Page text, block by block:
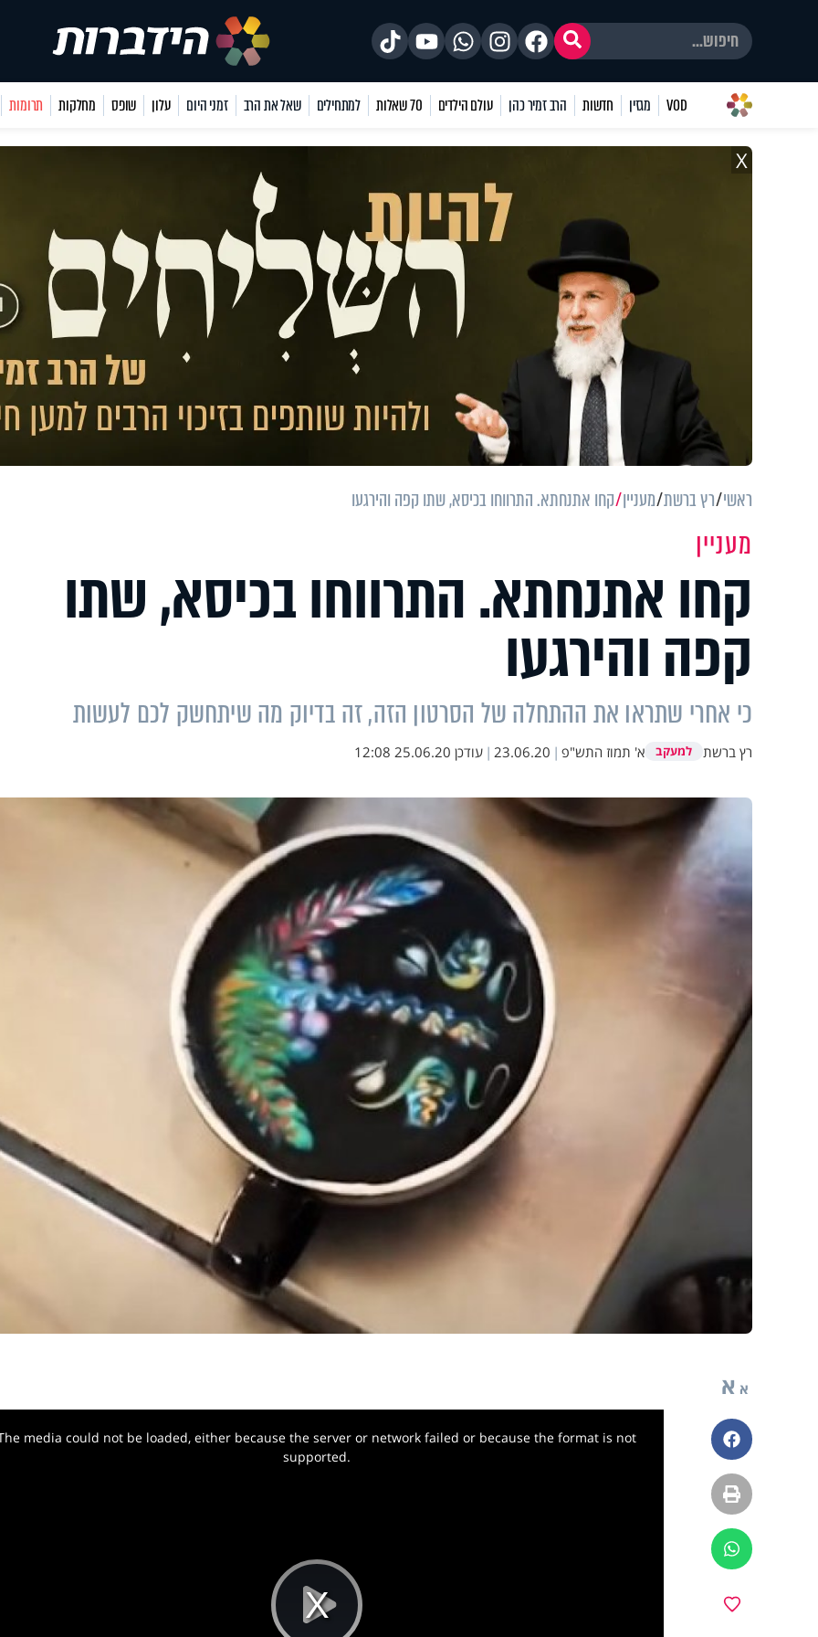
VOD מגזין חדשות הרב זמיר כהן עולם הילדים 70 שאלות למתחילים שאל את הרב זמני היום עלון שופס מחלקות תרומות
X
ראשי רץ ברשת מעניין קחו אתנחתא. התרווחו בכיסא, שתו קפה והירגעו
מעניין
קחו אתנחתא. התרווחו בכיסא, שתו
קפה והירגעו
כי אחרי שתראו את ההתחלה של הסרטון הזה, זה בדיוק מה שיתחשק לכם לעשות
רץ ברשת למעקב א' תמוז התש"פ |
23.06.20
| עודכן 25.06.20 12:08
א א
פייסבוק
הדפסה
ווטסאפ
media could not be loaded, either because the server or network failed or because the format is not
supported.